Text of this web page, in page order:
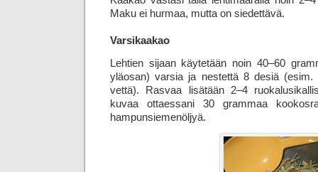
Maku ei hurmaa, mutta on siedettävä.
Varsikaakao
Lehtien sijaan käytetään noin 40–60
yläosan) varsia ja nestettä 8 desiä
vettä). Rasvaa lisätään 2–4
kuvaa ottaessani 30 grammaa
hampun­siemen­öljyä.